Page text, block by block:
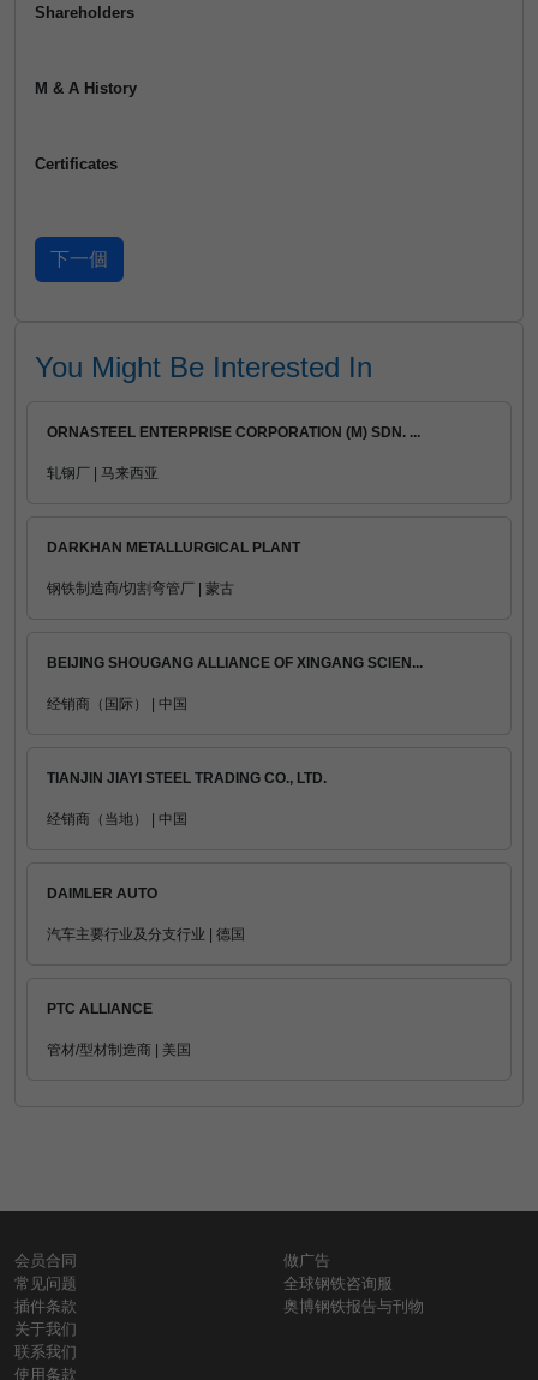
Shareholders
M & A History
Certificates
You Might Be Interested In
ORNASTEEL ENTERPRISE CORPORATION (M) SDN. ...
轧钢厂 | 马来西亚
DARKHAN METALLURGICAL PLANT
钢铁制造商/切割弯管厂 | 蒙古
BEIJING SHOUGANG ALLIANCE OF XINGANG SCIEN...
经销商（国际） | 中国
TIANJIN JIAYI STEEL TRADING CO., LTD.
经销商（当地） | 中国
DAIMLER AUTO
汽车主要行业及分支行业 | 德国
PTC ALLIANCE
管材/型材制造商 | 美国
会员合同
常见问题
插件条款
关于我们
联系我们
使用条款
做广告
全球钢铁咨询服
奥博钢铁报告与刊物